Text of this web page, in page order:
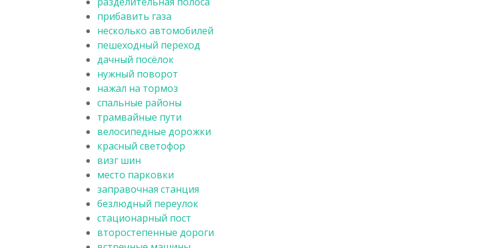
прибавить газа
несколько автомобилей
пешеходный переход
дачный посёлок
нужный поворот
нажал на тормоз
спальные районы
трамвайные пути
велосипедные дорожки
красный светофор
визг шин
место парковки
заправочная станция
безлюдный переулок
стационарный пост
второстепенные дороги